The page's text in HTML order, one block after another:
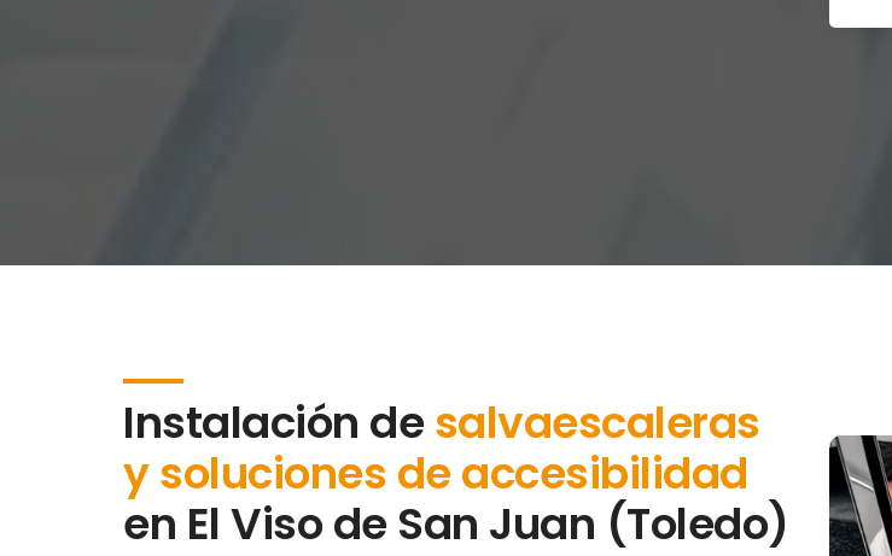
Instalación desalvaescaleras
y soluciones de accesibilidad
en El Viso de San Juan (Toledo)